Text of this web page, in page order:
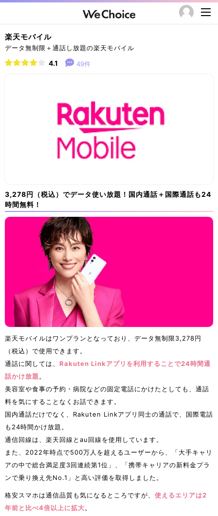
楽天モバイル
データ無制限＋通話し放題の楽天モバイル
4.1 49件
3,278円（税込）でデータ使い放題！国内通話＋国際通話も24
時間無料！
楽天モバイルはワンプランとなっており、データ無制限3,278円
（税込）で使用できます。
通話に関しては、 Rakuten Linkアプリを利用することで24時間通
話かけ放題。
美容室や食事の予約・病院などの固定電話にかけたとしても、通話
料を気にすることなくお話できます。
国内通話だけでなく、Rakuten Linkアプリ同士の通話で、国際電話
も24時間かけ放題。
通信回線は、楽天回線とau回線を使用しています。
また、2022年時点で500万人を超えるユーザーから、「大手キャリ
アの中で総合満足度3回連続第1位」、「携帯キャリアの新料金プラ
ンで乗り換え先No.1」と高い評価を取得しました。
格安スマホは通信品質も気になるところですが、 使えるエリアは2
年前と比べ4倍以上に拡大。